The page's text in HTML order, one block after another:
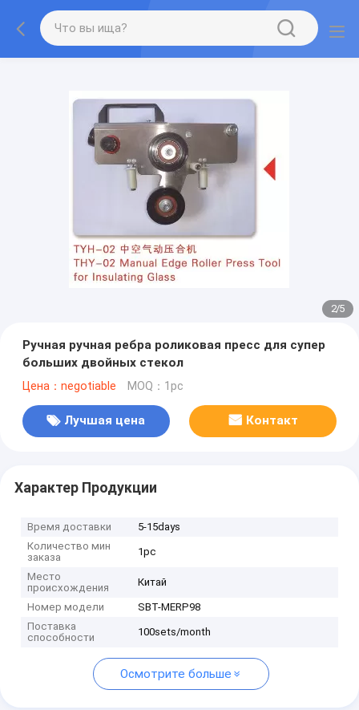
2/5
Ручная ручная ребра роликовая пресс для супер
больших двойных стекол
Цена：negotiable MOQ：1pc
Лучшая цена Контакт
Характер Продукции
Время доставки
5-15days
Количество мин
заказа
1pc
Место
происхождения
Китай
Номер модели
SBT-MERP98
Поставка
способности
100sets/month
Осмотрите больше